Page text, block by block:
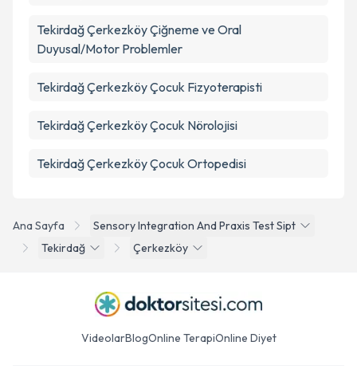
Ana Sayfa
Sensory Integration And Praxis Test Sipt
Tekirdağ
Çerkezköy
Tekirdağ Çerkezköy Çiğneme ve Oral
Duyusal/Motor Problemler
Tekirdağ Çerkezköy Çocuk Fizyoterapisti
Tekirdağ Çerkezköy Çocuk Nörolojisi
Tekirdağ Çerkezköy Çocuk Ortopedisi
VideolarBlogOnline TerapiOnline Diyet